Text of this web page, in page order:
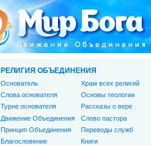
РЕЛИГИЯ ОБЪЕДИНЕНИЯ
Основатель
Слова основателя
Турне основателя
Движение Объединения
Принцип Объединения
Благословение
Храм всех религий
Основы теологии
Рассказы о вере
Слово пастора
Переводы служб
Книги